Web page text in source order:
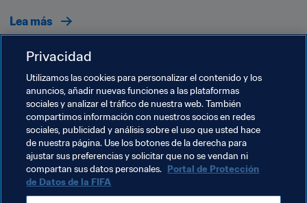
Lea más
Temas relacionados
Programa Forward de la FIFA
Presidente de la FIFA Organización
Privacidad
Utilizamos las cookies para personalizar el contenido y los
anuncios, añadir nuevas funciones a las plataformas
sociales y analizar el tráfico de nuestra web. También
compartimos información con nuestros socios en redes
sociales, publicidad y análisis sobre el uso que usted hace
de nuestra página. Use los botones de la derecha para
ajustar sus preferencias y solicitar que no se vendan ni
compartan sus datos personales. Portal de Protección
de Datos de la FIFA